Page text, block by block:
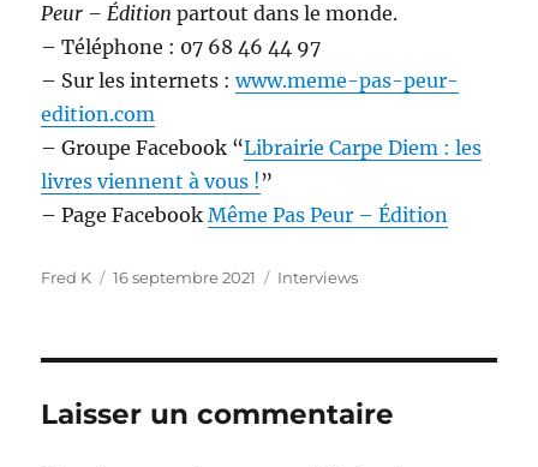
Peur – Édition partout dans le monde.
– Téléphone : 07 68 46 44 97
– Sur les internets :www.meme-pas-peur-
edition.com
– Groupe Facebook “Librairie Carpe Diem : les
livres viennent à vous ! ”
– Page FacebookMême Pas Peur – Édition
Auteur
Fred K
Publié
16 septembre 2021 Catégories
Interviews
Laisser un commentaire